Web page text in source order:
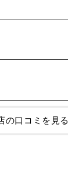
の口コミを見る